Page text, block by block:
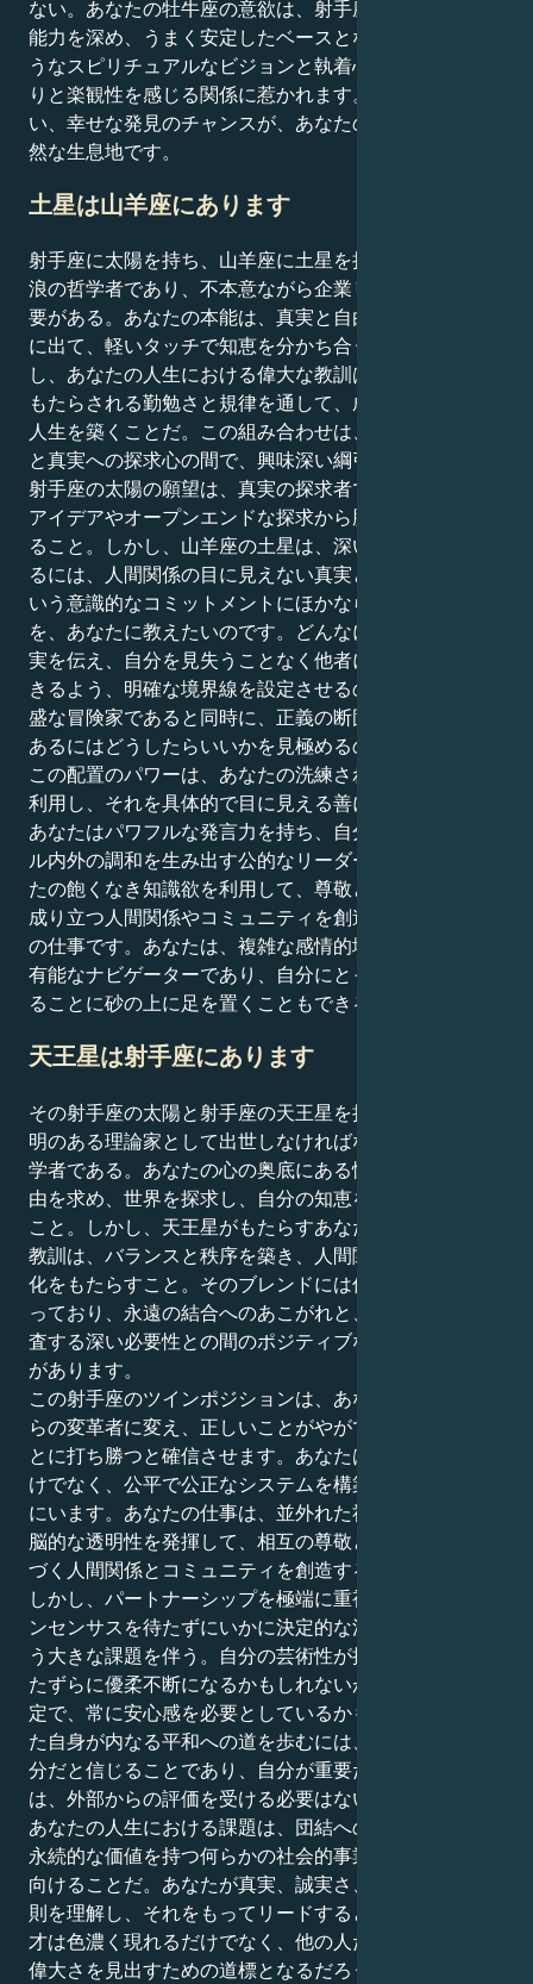
ない。あなたの牡牛座の意欲は、射手座の情熱と喜びの
能力を深め、うまく安定したベースとなります。似たよ
うなスピリチュアルなビジョンと執着心に基づく、広が
りと楽観性を感じる関係に惹かれます。互いを尊重し合
い、幸せな発見のチャンスが、あなたのエネルギーの自
然な生息地です。
土星は山羊座にあります
射手座に太陽を持ち、山羊座に土星を持つ人は、この放
浪の哲学者であり、不本意ながら企業リーダーになる必
要がある。あなたの本能は、真実と自由を探求し、世界
に出て、軽いタッチで知恵を分かち合うことだ。しか
し、あなたの人生における偉大な教訓は、土星によって
もたらされる勤勉さと規律を通して、成功した体系的な
人生を築くことだ。この組み合わせは、あなたの冒険心
と真実への探求心の間で、興味深い綱引きを生む。
射手座の太陽の願望は、真実の探求者であり、冒険的な
アイデアやオープンエンドな探求から勝利を得る人であ
ること。しかし、山羊座の土星は、深い知恵を身につけ
るには、人間関係の目に見えない真実と深く付き合うと
いう意識的なコミットメントにほかならないということ
を、あなたに教えたいのです。どんなに気まずくても真
実を伝え、自分を見失うことなく他者に与えることがで
きるよう、明確な境界線を設定させるのです。好奇心旺
盛な冒険家であると同時に、正義の断固とした擁護者で
あるにはどうしたらいいかを見極めるのがコツだ。
この配置のパワーは、あなたの洗練されていない知性を
利用し、それを具体的で目に見える善にすることです。
あなたはパワフルな発言力を持ち、自分の社会的サーク
ル内外の調和を生み出す公的なリーダーになれる。あな
たの飽くなき知識欲を利用して、尊敬と相互信頼の上に
成り立つ人間関係やコミュニティを創造するのがあなた
の仕事です。あなたは、複雑な感情的地形に対応できる
有能なナビゲーターであり、自分にとって正しいと感じ
ることに砂の上に足を置くこともできる。
天王星は射手座にあります
その射手座の太陽と射手座の天王星を持つ人は、先見の
明のある理論家として出世しなければならない放浪の哲
学者である。あなたの心の奥底にある憧れは、真実と自
由を求め、世界を探求し、自分の知恵を優しく提供する
こと。しかし、天王星がもたらすあなたの人生の偉大な
教訓は、バランスと秩序を築き、人間関係に永続的な変
化をもたらすこと。そのブレンドには偉大なパワーが宿
っており、永遠の結合へのあこがれと、同様に冷静に調
査する深い必要性との間のポジティブなダイナミックさ
があります。
この射手座のツインポジションは、あなたを生まれなが
らの変革者に変え、正しいことがやがて間違っているこ
とに打ち勝つと確信させます。あなたは物事を感じるだ
けでなく、公平で公正なシステムを構築するためにここ
にいます。あなたの仕事は、並外れた社交的な気品と頭
脳的な透明性を発揮して、相互の尊敬と誠実な取引に基
づく人間関係とコミュニティを創造することです。
しかし、パートナーシップを極端に重視するあまり、コ
ンセンサスを待たずにいかに決定的な決断を下すかとい
う大きな課題を伴う。自分の芸術性が批判されると、い
たずらに優柔不断になるかもしれないが、あなたは不安
定で、常に安心感を必要としているかもしれない。あな
た自身が内なる平和への道を歩むには、自分の仕事は十
分だと信じることであり、自分が重要だと感じるために
は、外部からの評価を受ける必要はない。
あなたの人生における課題は、団結への強力な欲求を、
永続的な価値を持つ何らかの社会的事業や創造的事業に
向けることだ。あなたが真実、誠実さ、感情的成熟の原
則を理解し、それをもってリードするとき、あなたの天
才は色濃く現れるだけでなく、他の人たちが自分自身の
偉大さを見出すための道標となるだろう。